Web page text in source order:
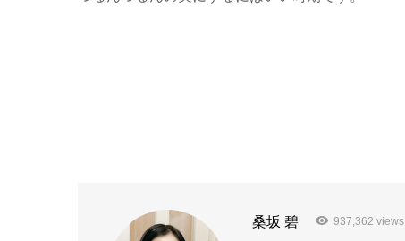
桑坂 碧 937,362 views